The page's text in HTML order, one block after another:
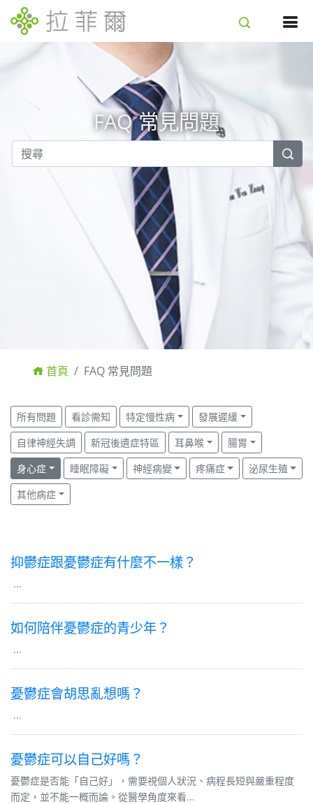
FAQ 常見問題
首頁 FAQ 常見問題
所有問題 看診需知 特定慢性病
發展遲緩
自律神經失調
新冠後遺症特區 耳鼻喉
腸胃
身心症
睡眠障礙 神經病變 疼痛症
泌尿生殖
其他病症
抑鬱症跟憂鬱症有什麼不一樣？
...
如何陪伴憂鬱症的青少年？
...
憂鬱症會胡思亂想嗎？
...
憂鬱症可以自己好嗎？
憂鬱症是否能「自己好」，需要視個人狀況、病程長短與嚴重程度
而定，並不能一概而論。從醫學角度來看...